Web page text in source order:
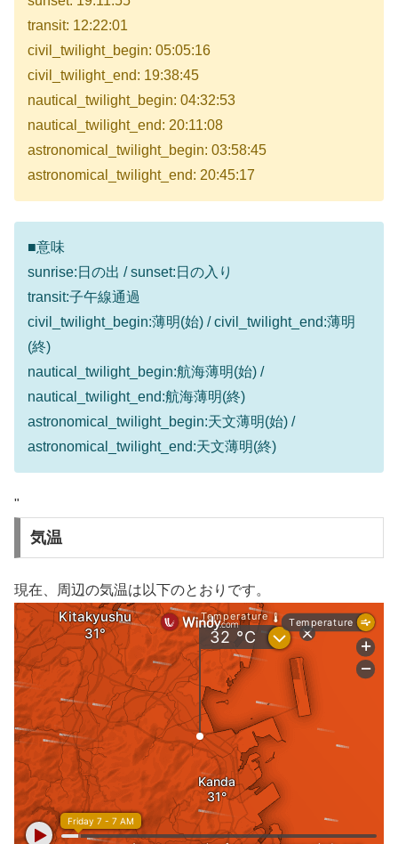
transit: 12:22:01
civil_twilight_begin: 05:05:16
civil_twilight_end: 19:38:45
nautical_twilight_begin: 04:32:53
nautical_twilight_end: 20:11:08
astronomical_twilight_begin: 03:58:45
astronomical_twilight_end: 20:45:17
■意味
sunrise:日の出 / sunset:日の入り
transit:子午線通過
civil_twilight_begin:薄明(始) / civil_twilight_end:薄明
(終)
nautical_twilight_begin:航海薄明(始) /
nautical_twilight_end:航海薄明(終)
astronomical_twilight_begin:天文薄明(始) /
astronomical_twilight_end:天文薄明(終)
"
気温
現在、周辺の気温は以下のとおりです。